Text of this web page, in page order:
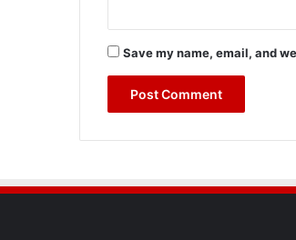
Save my name, email, and